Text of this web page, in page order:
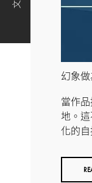
幻象
當作
地。
化的